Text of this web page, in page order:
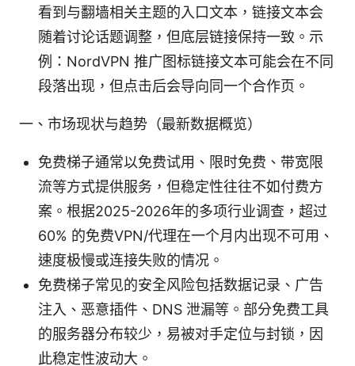
看到与翻墙相关主题的入口文本，链接文本会
随着讨论话题调整，但底层链接保持一致。示
例：NordVPN 推广图标链接文本可能会在不同
段落出现，但点击后会导向同一个合作页。
一、市场现状与趋势（最新数据概览）
免费梯子通常以免费试用、限时免费、带宽限
流等方式提供服务，但稳定性往往不如付费方
案。根据2025-2026年的多项行业调查，超过
60% 的免费VPN/代理在一个月内出现不可用、
速度极慢或连接失败的情况。
免费梯子常见的安全风险包括数据记录、广告
注入、恶意插件、DNS 泄漏等。部分免费工具
的服务器分布较少，易被对手定位与封锁，因
此稳定性波动大。